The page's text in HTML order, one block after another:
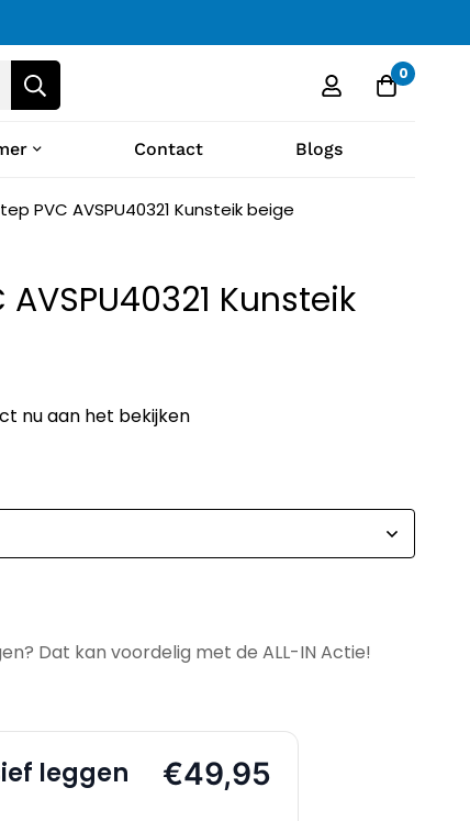
0
Contact Blogs
PVC AVSPU40321 Kunsteik beige
Kunsteik
nu aan het bekijken
Dat kan voordelig met de ALL-IN Actie!
leggen €49,95